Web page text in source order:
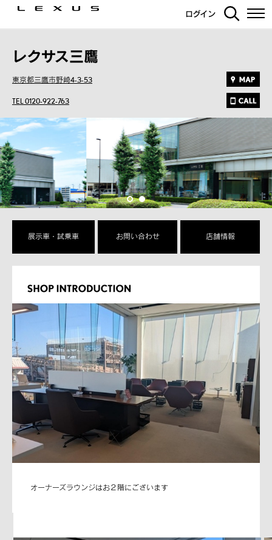
ログイン
レクサス三鷹
東京都三鷹市野崎4-3-53
TEL 0120-922-763
展示車・試乗車 お問い合わせ 店舗情報
オーナーズラウンジはお２階にございます